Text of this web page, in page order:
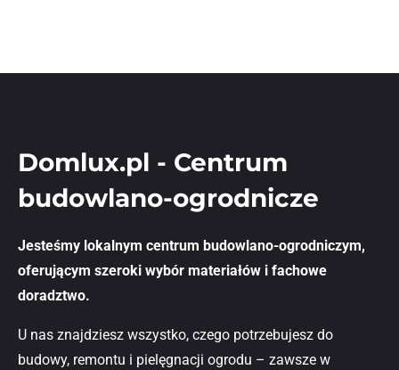
Domlux.pl - Centrum
budowlano-ogrodnicze
Jesteśmy lokalnym centrum budowlano-ogrodniczym,
oferującym szeroki wybór materiałów i fachowe
doradztwo.
U nas znajdziesz wszystko, czego potrzebujesz do
budowy, remontu i pielęgnacji ogrodu – zawsze w